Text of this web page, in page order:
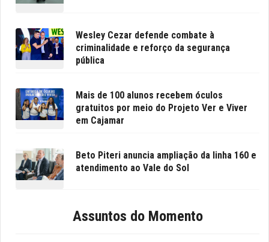
Wesley Cezar defende combate à
criminalidade e reforço da segurança
pública
Mais de 100 alunos recebem óculos
gratuitos por meio do Projeto Ver e Viver
em Cajamar
Beto Piteri anuncia ampliação da linha 160 e
atendimento ao Vale do Sol
Assuntos do Momento